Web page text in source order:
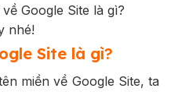
Google Site là gì?
nhé!
Site là gì?
miền về Google Site, ta